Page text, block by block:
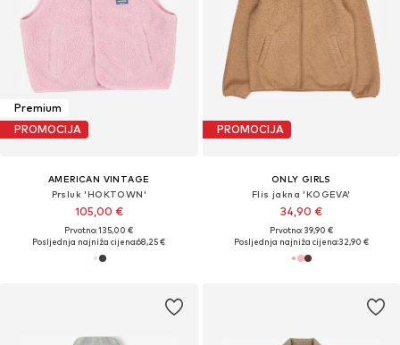
Premium
PROMOCIJA
AMERICAN VINTAGE
Prsluk 'HOKTOWN'
105,00 €
Prvotno: 135,00 €
Posljednja najniža cijena:68,25 €
PROMOCIJA
ONLY GIRLS
Flis jakna 'KOGEVA'
34,90 €
Prvotno: 39,90 €
Posljednja najniža cijena:32,90 €